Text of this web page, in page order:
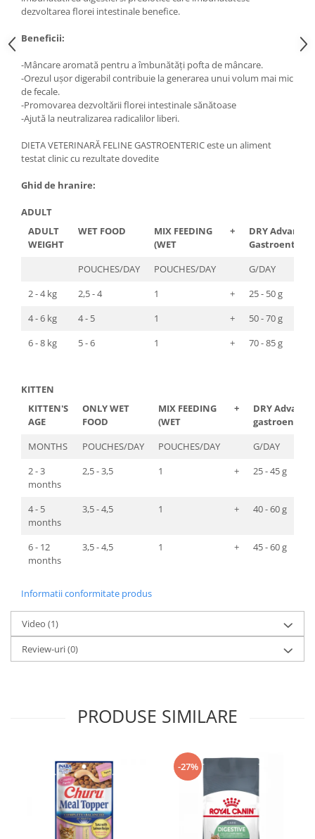
Lampi terarii
Suplimente vitamino minerale
reptile
Accesorii diverse terarii
Iazuri
Igiena Iazuri
Conditioner apa iaz
Hrana pesti iazuri
Teste apa iaz
Filtre iaz
Incalzitor Iaz
Accesorii iaz
Casti echitatie
Accesorii cai
dezvoltarea florei intestinale benefice.
Beneficii:
-Mâncare aromată pentru a îmbunătăți pofta de mâncare.
-Orezul ușor digerabil contribuie la generarea unui volum mai mic
de fecale.
-Promovarea dezvoltării florei intestinale sănătoase
-Ajută la neutralizarea radicalilor liberi.
DIETA VETERINARĂ FELINE GASTROENTERIC este un aliment
testat clinic cu rezultate dovedite
Ghid de hranire:
ADULT
ADULT
WEIGHT
WET FOOD
MIX FEEDING
(WET
+
DRY Advance
Gastroenteric)
POUCHES/DAY
POUCHES/DAY
G/DAY
2 - 4 kg
2,5 - 4 1 +
25 - 50 g
4 - 6 kg
4 - 5 1 +
50 - 70 g
6 - 8 kg
5 - 6 1 + 70 - 85 g
KITTEN
KITTEN'S
AGE
ONLY WET
FOOD
MIX FEEDING
(WET
+
DRY Advance
MONTHS
POUCHES/DAY POUCHES/DAY
G/DAY
2 - 3
months
2,5 - 3,5 1 + 25 - 45 g
4 - 5
months
3,5 - 4,5 1 + 40 - 60 g
6 - 12
months
3,5 - 4,5 1 + 45 - 60 g
Informatii conformitate produs
Video (1)
Review-uri(0)
PRODUSE SIMILARE
-27%